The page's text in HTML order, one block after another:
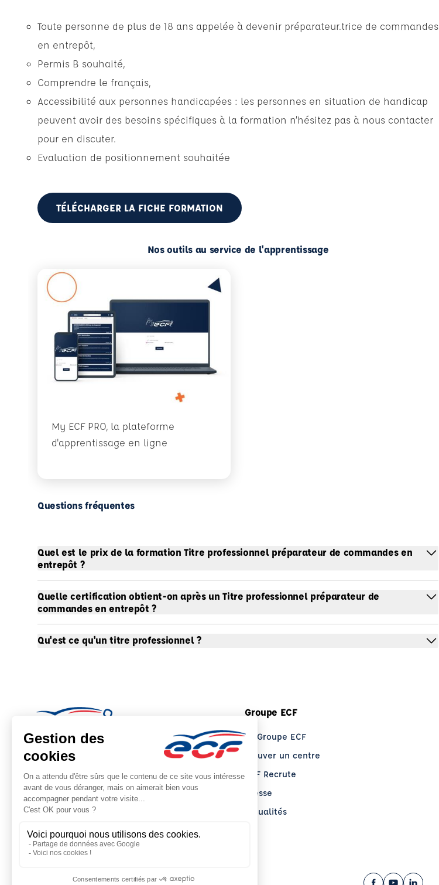
Toute personne de plus de 18 ans appelée à devenir préparateur.trice de commandes
en entrepôt,
Permis B souhaité,
Comprendre le français,
Accessibilité aux personnes handicapées : les personnes en situation de handicap
peuvent avoir des besoins spécifiques à la formation n’hésitez pas à nous contacter
pour en discuter.
Evaluation de positionnement souhaitée
TÉLÉCHARGER LA FICHE FORMATION
Nos outils au service de l'apprentissage
My ECF PRO, la plateforme
d'apprentissage en ligne
Questions fréquentes
Quel est le prix de la formation Titre professionnel préparateur de commandes en
entrepôt ?
Quelle certification obtient-on après un Titre professionnel préparateur de
commandes en entrepôt ?
Qu'est ce qu'un titre professionnel ?
Groupe ECF
Le Groupe ECF
Trouver un centre
ECF Recrute
Presse
Actualités